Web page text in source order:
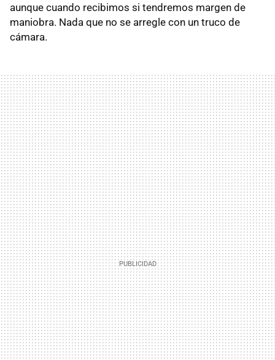
aunque cuando recibimos si tendremos margen de
maniobra. Nada que no se arregle con un truco de
cámara.